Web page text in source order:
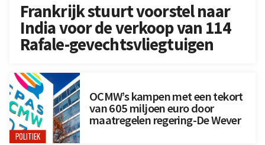
Frankrijk stuurt voorstel naar
India voor de verkoop van 114
Rafale-gevechtsvliegtuigen
POLITIEK
OCMW’s kampen met een tekort
van 605 miljoen euro door
maatregelen regering-De Wever